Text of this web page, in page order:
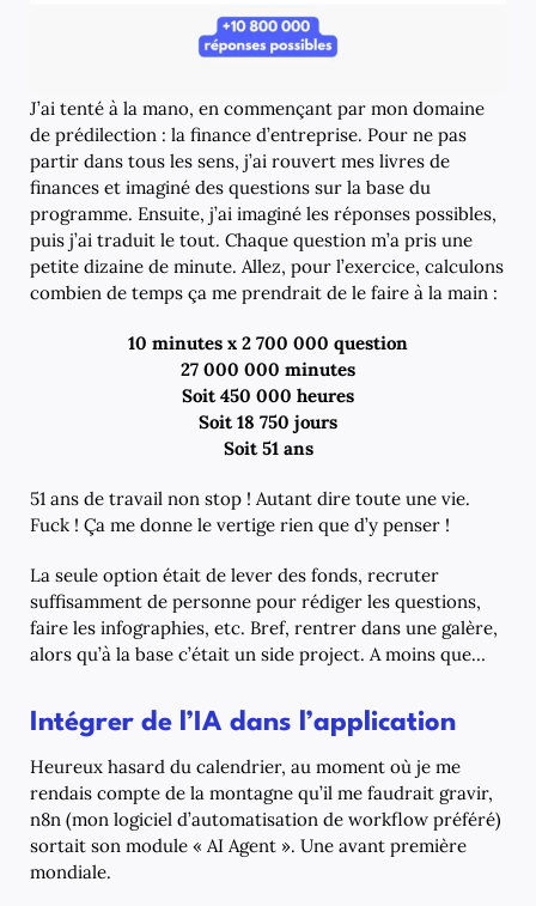
J’ai tenté à la mano, en commençant par mon domaine
de prédilection : la finance d’entreprise. Pour ne pas
partir dans tous les sens, j’ai rouvert mes livres de
finances et imaginé des questions sur la base du
programme. Ensuite, j’ai imaginé les réponses possibles,
puis j’ai traduit le tout. Chaque question m’a pris une
petite dizaine de minute. Allez, pour l’exercice, calculons
combien de temps ça me prendrait de le faire à la main :
10 minutes x 2 700 000 question
27 000 000 minutes
Soit 450 000 heures
Soit 18 750 jours
Soit 51 ans
51 ans de travail non stop ! Autant dire toute une vie.
Fuck ! Ça me donne le vertige rien que d’y penser !
La seule option était de lever des fonds, recruter
suffisamment de personne pour rédiger les questions,
faire les infographies, etc. Bref, rentrer dans une galère,
alors qu’à la base c’était un side project. A moins que…
Intégrer de l’IA dans l’application
Heureux hasard du calendrier, au moment où je me
rendais compte de la montagne qu’il me faudrait gravir,
n8n (mon logiciel d’automatisation de workflow préféré)
sortait son module « AI Agent ». Une avant première
mondiale.